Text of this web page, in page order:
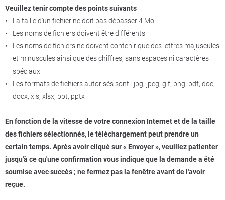
Veuillez tenir compte des points suivants
La taille d'un fichier ne doit pas dépasser 4 Mo
Les noms de fichiers doivent être différents
Les noms de fichiers ne doivent contenir que des lettres majuscules
et minuscules ainsi que des chiffres, sans espaces ni caractères
spéciaux
Les formats de fichiers autorisés sont : jpg, jpeg, gif, png, pdf, doc,
docx, xls, xlsx, ppt, pptx
En fonction de la vitesse de votre connexion Internet et de la taille
des fichiers sélectionnés, le téléchargement peut prendre un
certain temps. Après avoir cliqué sur « Envoyer », veuillez patienter
jusqu'à ce qu'une confirmation vous indique que la demande a été
soumise avec succès ; ne fermez pas la fenêtre avant de l'avoir
reçue.